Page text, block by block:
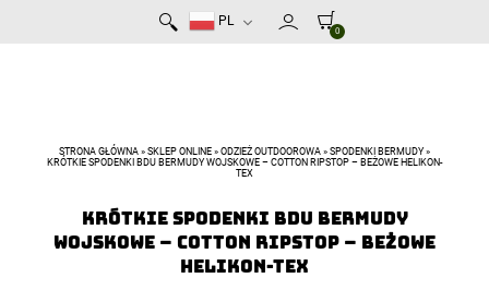
PL
0
STRONA GŁÓWNA » SKLEP ONLINE » ODZIEŻ OUTDOOROWA » SPODENKI BERMUDY»
KRÓTKIE SPODENKI BDU BERMUDY WOJSKOWE – COTTON RIPSTOP – BEŻOWE HELIKON-
TEX
Krótkie Spodenki BDU Bermudy
wojskowe – Cotton Ripstop – Beżowe
Helikon-Tex